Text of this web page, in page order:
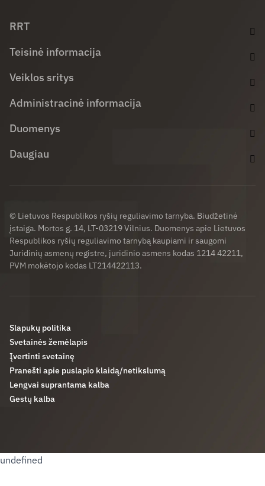
RRT
Teisinė informacija
Veiklos sritys
Administracinė informacija
Duomenys
Daugiau
© Lietuvos Respublikos ryšių reguliavimo tarnyba. Biudžetinė
įstaiga. Mortos g. 14, LT-03219 Vilnius. Duomenys apie Lietuvos
Respublikos ryšių reguliavimo tarnybą kaupiami ir saugomi
Juridinių asmenų registre, juridinio asmens kodas 1214 42211,
PVM mokėtojo kodas LT214422113.
Slapukų politika
Svetainės žemėlapis
Įvertinti svetainę
Pranešti apie puslapio klaidą/netikslumą
Lengvai suprantama kalba
Gestų kalba
undefined